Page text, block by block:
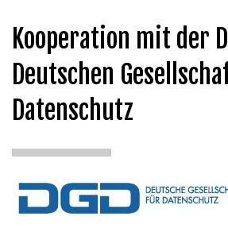
Kooperation mit der
Deutschen
Datenschutz